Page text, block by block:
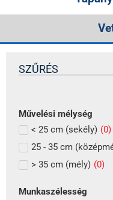
SZŰRÉS
Művelési mélység
< 25 cm (sekély) (0)
25 - 35 cm
> 35 cm (mély) (0)
Munkaszélesség